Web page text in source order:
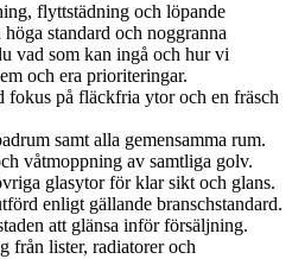
flyttstädning och löpande
standard och noggranna
vad som kan ingå och hur vi
och era prioriteringar.
fokus på fläckfria ytor och en fräsch
samt alla gemensamma rum.
våtmoppning av samtliga golv.
glasytor för klar sikt och glans.
enligt gällande branschstandard.
att glänsa inför försäljning.
från lister, radiatorer och